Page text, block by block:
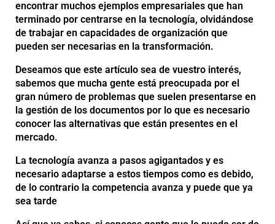
encontrar muchos ejemplos empresariales que han
terminado por centrarse en la tecnología, olvidándose
de trabajar en capacidades de organización que
pueden ser necesarias en la transformación.
Deseamos que este artículo sea de vuestro interés,
sabemos que mucha gente está preocupada por el
gran número de problemas que suelen presentarse en
la gestión de los documentos por lo que es necesario
conocer las alternativas que están presentes en el
mercado.
La tecnología avanza a pasos agigantados y es
necesario adaptarse a estos tiempos como es debido,
de lo contrario la competencia avanza y puede que ya
sea tarde